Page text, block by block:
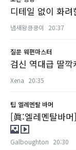
디테일 없이 화
냄새왕킁킁이 20:37
질문 웨펀마스터
검신 역대급 딸깍
Xena 20:35
팁 엘레멘탈 바머
[眞:엘레멘탈바
Galboughton 20:30